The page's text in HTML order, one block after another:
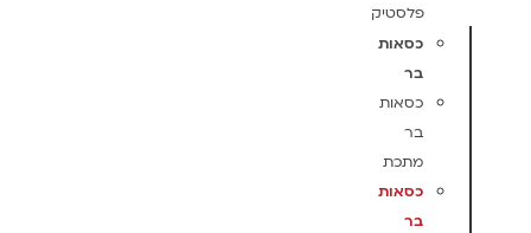
פלסטיק
כסאות
בר
כסאות
בר
מתכת
כסאות
בר